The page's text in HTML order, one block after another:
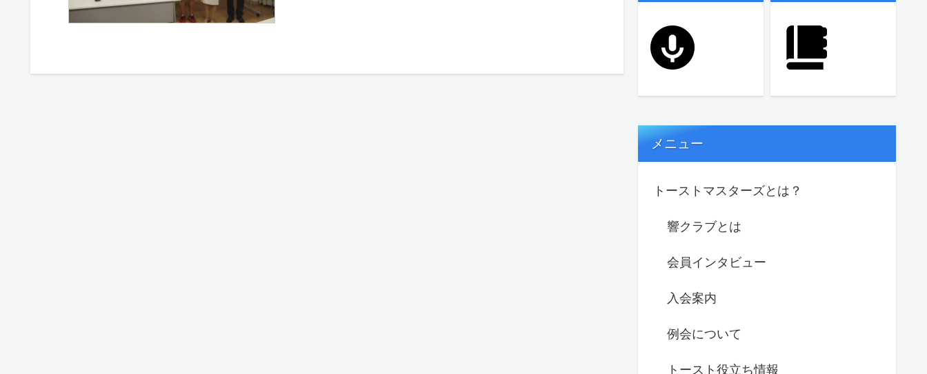
メニュー
トーストマスターズとは？
響クラブとは
会員インタビュー
入会案内
例会について
トースト役立ち情報